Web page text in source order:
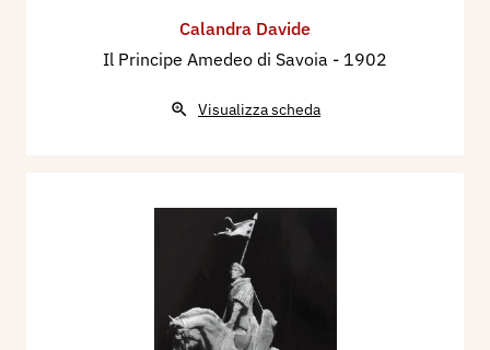
Calandra Davide
Il Principe Amedeo di Savoia - 1902
Visualizza scheda